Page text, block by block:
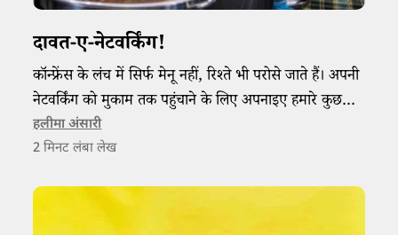
दावत-ए-नेटवर्किंग!
कॉन्फ्रेंस के लंच में सिर्फ मेनू नहीं, रिश्ते भी परोसे जाते हैं। अपनी
नेटवर्किंग को मुकाम तक पहुंचाने के लिए अपनाइए हमारे कुछ
ख़ास नुस्खे!
हलीमा अंसारी
2 मिनट लंबा लेख